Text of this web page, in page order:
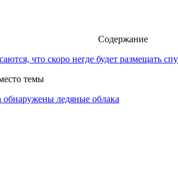
Содержание
что скоро негде будет размещать
темы
ледяные облака